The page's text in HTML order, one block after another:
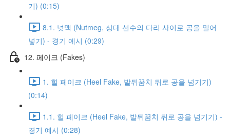
기) (0:15)
8.1. 넛맥 (Nutmeg, 상대 선수의 다리 사이로 공을 밀어
넣기) - 경기 예시 (0:29)
12. 페이크 (Fakes)
1. 힐 페이크 (Heel Fake, 발뒤꿈치 뒤로 공을 넘기기)
(0:14)
1.1. 힐 페이크 (Heel Fake, 발뒤꿈치 뒤로 공을 넘기기) -
경기 예시 (0:28)